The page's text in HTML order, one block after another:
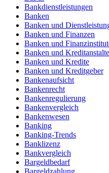
Bankdienstleistungen
Banken
Banken und
Banken und Finanzen
Banken und
Banken und
Banken und Kredite
Banken und Kreditgeber
Bankenaufsicht
Bankenrecht
Bankenregulierung
Bankenvergleich
Bankenwesen
Banking
Banking-Trends
Banklizenz
Bankvergleich
Bargeldbedarf